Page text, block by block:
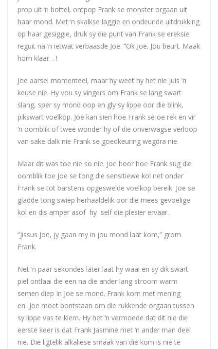
prop uit ‘n bottel, ontpop Frank se monster orgaan uit
haar mond. Met ‘n skalkse laggie en ondeunde uitdrukking
op haar gesiggie, druk sy die punt van Frank se ereksie
reguit na ‘n ietwat verbaasde Joe. “Ok Joe. Jou beurt. Maak
hom klaar. . !
Joe aarsel momenteel, maar hy weet hy het nie juis ‘n
keuse nie. Hy vou sy vingers om Frank se lang swart
slang, sper sy mond oop en gly sy lippe oor die blink,
pikswart voelkop. Joe kan sien hoe Frank se oë rek en vir
‘n oomblik of twee wonder hy of die onverwagse verloop
van sake dalk nie Frank se goedkeuring wegdra nie.
Maar dit was toe nie so nie. Joe hoor hoe Frank sug die
oomblik toe Joe se tong die sensitiewe kol net onder
Frank se tot barstens opgeswelde voelkop bereik. Joe se
gladde tong swiep herhaaldelik oor die mees gevoelige
kol en dis amper asof hy self die plesier ervaar.
“Jissus Joe, jy gaan my in jou mond laat kom,” grom
Frank.
Net ‘n paar sekondes later laat hy waai en sy dik swart
piel ontlaai die een na die ander lang stroom warm
semen diep In Joe se mond. Frank kom met mening
en Joe moet bontstaan om die rukkende orgaan tussen
sy lippe vas te klem. Hy het ‘n vermoede dat dit nie die
eerste keer is dat Frank Jasmine met ‘n ander man deel
nie. Die ligtelik alkaliese smaak van die kom is nie te